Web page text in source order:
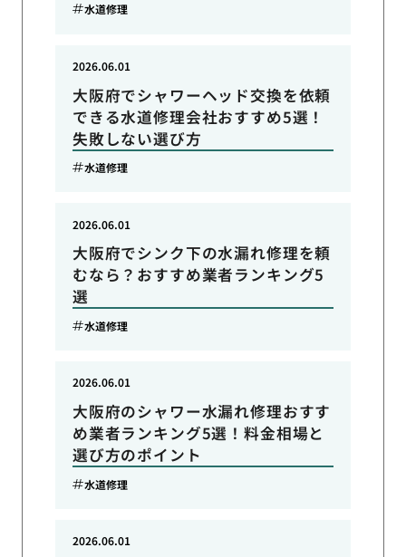
水道修理
大阪府でシャワーヘッド交換を依頼
できる水道修理会社おすすめ5選！
失敗しない選び方
2026.06.01
水道修理
大阪府でシンク下の水漏れ修理を頼
むなら？おすすめ業者ランキング5
選
2026.06.01
水道修理
大阪府のシャワー水漏れ修理おすす
め業者ランキング5選！料金相場と
選び方のポイント
2026.06.01
水道修理
2026.06.01